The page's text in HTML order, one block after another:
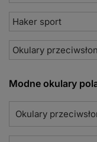
Haker sport
Okulary
Modne okulary
Okulary